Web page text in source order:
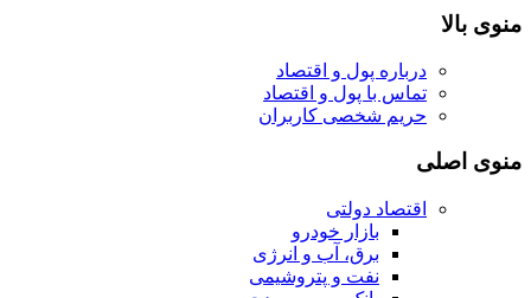
منوی بالا
درباره پول و اقتصاد
تماس با پول و اقتصاد
حریم شخصی کاربران
منوی اصلی
اقتصاد دولتی
بازار خودرو
برق، آب و انرژی
نفت و پتروشیمی